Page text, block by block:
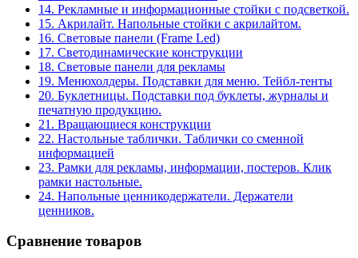
14. Рекламные и информационные стойки с подсветкой.
15. Акрилайт. Напольные стойки с акрилайтом.
16. Световые панели (Frame Led)
17. Светодинамические конструкции
18. Световые панели для рекламы
19. Менюхолдеры. Подставки для меню. Тейбл-тенты
20. Буклетницы. Подставки под буклеты, журналы и
печатную продукцию.
21. Вращающиеся конструкции
22. Настольные таблички. Таблички со сменной
информацией
23. Рамки для рекламы, информации, постеров. Клик
рамки настольные.
24. Напольные ценникодержатели. Держатели
ценников.
Сравнение товаров